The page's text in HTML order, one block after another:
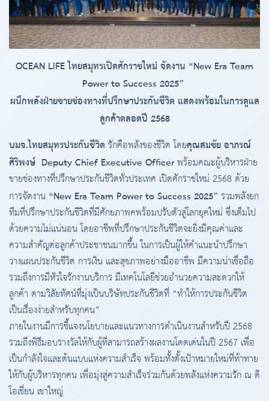
OCEAN LIFE ไทยสมุทรเปิดศักราชใหม่ จัดงาน “New Era Team
Power to Success 2025”
ผนึกพลังฝ่ายขายช่องทางที่ปรึกษาประกันชีวิต แสดงพร้อมในการดูแล
ลูกค้าตลอดปี 2568
บมจ.ไทยสมุทรประกันชีวิต รักคือพลังของชีวิต โดยคุณสมชัย อาภรณ์
ศิริพงษ์ Deputy Chief Executive Officerพร้อมคณะผู้บริหารฝ่าย
ขายช่องทางที่ปรึกษาประกันชีวิตทั่วประเทศ เปิดศักราชใหม่ 2568 ด้วย
การจัดงาน “New Era Team Power to Success 2025” รวมพลังยก
ทีมที่ปรึกษาประกันชีวิตที่มีศักยภาพคพร้อมปรับตัวสู่โลกยุคใหม่ ซึ่งเต็มไป
ด้วยความไม่แน่นอน โดยอาชีพที่ปรึกษาประกันชีวิตจะยิ่งมีคุณค่าและ
ความสำคัญต่อลูกค้าประชาชนมากขึ้น ในการเป็นผู้ให้คำแนะนำปรึกษา
วางแผนประกันชีวิต การเงิน และสุขภาพอย่างมืออาชีพ มีความน่าเชื่อถือ
รวมถึงการมีหัวใจรักงานบริการ มีเทคโนโลยีช่วยอำนวยความสะดวกให้
ลูกค้า ตามวิสัยทัศน์ที่มุ่งเป็นบริษัทประกันชีวิตที่ “ทำให้การประกันชีวิต
เป็นเรื่องง่ายสำหรับทุกคน”
ภายในงานมีการชี้แจงนโยบายและแนวทางการดำเนินงานสำหรับปี 2568
รวมถึงพิธีมอบรางวัลให้กับผู้ที่สามารถสร้างผลงานโดดเด่นในปี 2567 เพื่อ
เป็นกำลังใจและต้นแบบแห่งความสำเร็จ พร้อมทั้งตั้งเป้าหมายใหม่ที่ท้าทาย
ให้กับผู้บริหารทุกคน เพื่อมุ่งสู่ความสำเร็จร่วมกันด้วยพลังแห่งความรัก ณ ดิ
โอเชี่ยน เขาใหญ่